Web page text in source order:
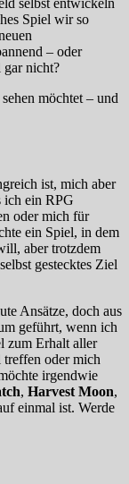
selbst entwickeln
Spiel wir so
– oder
gar nicht?
möchtet – und
ist, mich aber
ich ein RPG
oder mich für
ein Spiel, in dem
aber trotzdem
gestecktes Ziel
Ansätze, doch aus
geführt, wenn ich
zum Erhalt aller
treffen oder mich
irgendwie
, Harvest Moon,
einmal ist. Werde